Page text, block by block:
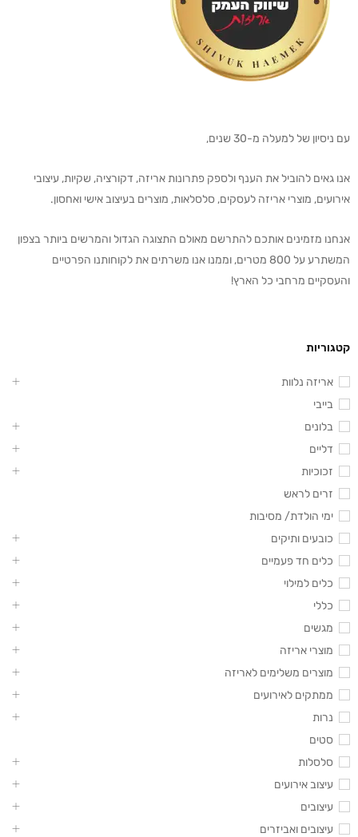
עם ניסיון של למעלה מ-30 שנים,
אנו גאים להוביל את הענף ולספק פתרונות אריזה, דקורציה, שקיות, עיצובי
אירועים, מוצרי אריזה לעסקים, סלסלאות, מוצרים בעיצוב אישי ואחסון.
אנחנו מזמינים אותכם להתרשם מאולם התצוגה הגדול והמרשים ביותר בצפון
המשתרע על 800 מטרים, וממנו אנו משרתים את לקוחותנו הפרטיים
והעסקיים מרחבי כל הארץ!
קטגוריות
אריזה נלוות
בייבי
בלונים
דליים
זכוכיות
זרים לראש
ימי הולדת/ מסיבות
כובעים ותיקים
כלים חד פעמיים
כלים למילוי
כללי
מגשים
מוצרי אריזה
מוצרים משלימים לאריזה
ממתקים לאירועים
נרות
סטים
סלסלות
עיצוב אירועים
עיצובים
עיצובים ואביזרים